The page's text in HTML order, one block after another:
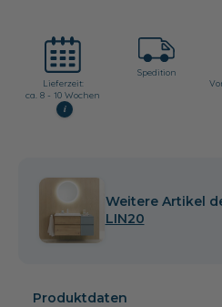
Lieferzeit:
ca. 8 - 10 Wochen
i
Spedition
Weitere Artikel
LIN20
Produktdaten